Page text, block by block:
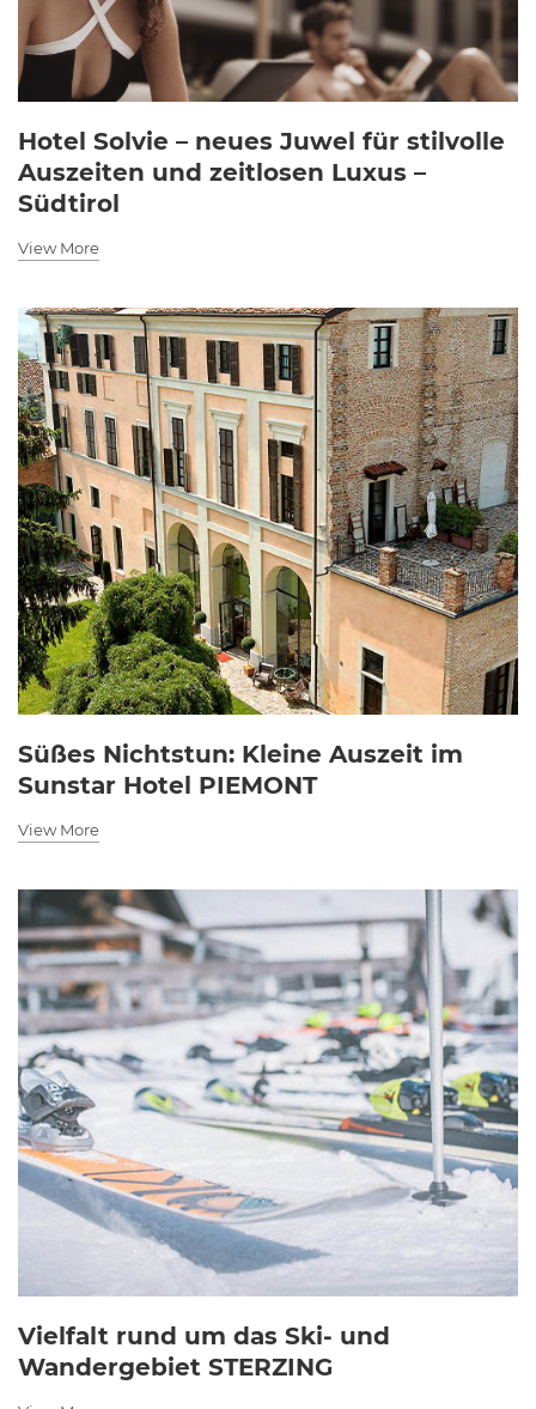
Hotel Solvie – neues Juwel für stilvolle
Auszeiten und zeitlosen Luxus –
Südtirol
View More
Süßes Nichtstun: Kleine Auszeit im
Sunstar Hotel PIEMONT
View More
Vielfalt rund um das Ski- und
Wandergebiet STERZING